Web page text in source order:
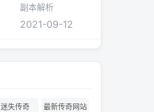
副本解析
2021-09-12
迷失传奇 最新传奇网站